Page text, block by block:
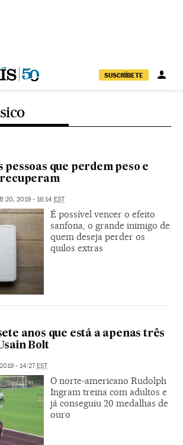
SUSCRÍBETE
pessoas que perdem peso e
recuperam
20, 2019 - 16:14 EST
É possível vencer o efeito
sanfona, o grande inimigo de
quem deseja perder os
quilos extras
anos que está a apenas três
Bolt
- 14:27EST
O norte-americano Rudolph
Ingram treina com adultos e
já conseguiu 20 medalhas de
ouro